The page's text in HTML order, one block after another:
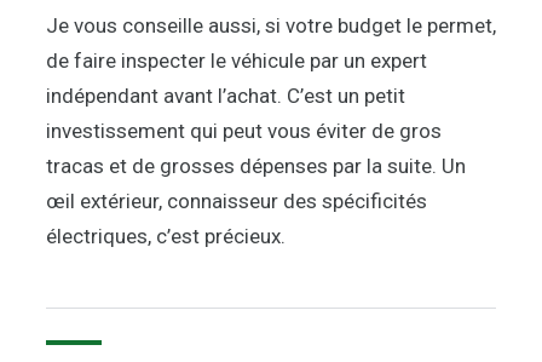
Je vous conseille aussi, si votre budget le permet,
de faire inspecter le véhicule par un expert
indépendant avant l’achat. C’est un petit
investissement qui peut vous éviter de gros
tracas et de grosses dépenses par la suite. Un
œil extérieur, connaisseur des spécificités
électriques, c’est précieux.